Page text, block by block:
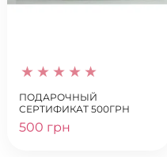
ПОДАРОЧНЫЙ
СЕРТИФИКАТ 500ГРН
500 грн